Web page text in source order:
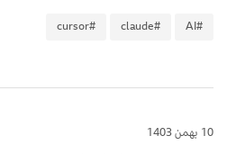
#AI
#claude
#cursor
10 بهمن 1403